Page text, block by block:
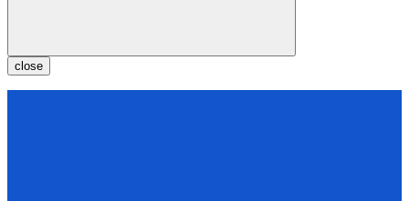
close